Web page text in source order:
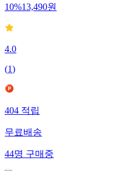
10%13,490원
4.0
(1)
404적립
무료배송
44명구매중